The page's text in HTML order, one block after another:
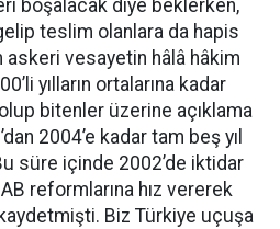
boşalacak diye beklerken,
teslim olanlara da hapis
askeri vesayetin hâlâ hâkim
yılların ortalarına kadar
bitenler üzerine açıklama
2004’e kadar tam beş yıl
süre içinde 2002’de iktidar
reformlarına hız vererek
Biz Türkiye uçuşa